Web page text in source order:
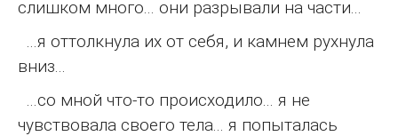
слишком много... они разрывали на части...
...я оттолкнула их от себя, и камнем рухнула
вниз...
...со мной что-то происходило... я не
чувствовала своего тела... я попыталась